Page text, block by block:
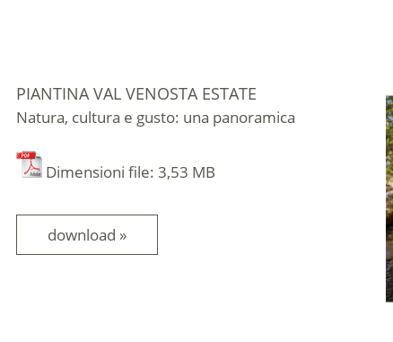
PIANTINA VAL VENOSTA ESTATE
Natura, cultura e gusto: una panoramica
Dimensioni file: 3,53 MB
download »